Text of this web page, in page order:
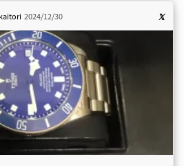
2024/12/30